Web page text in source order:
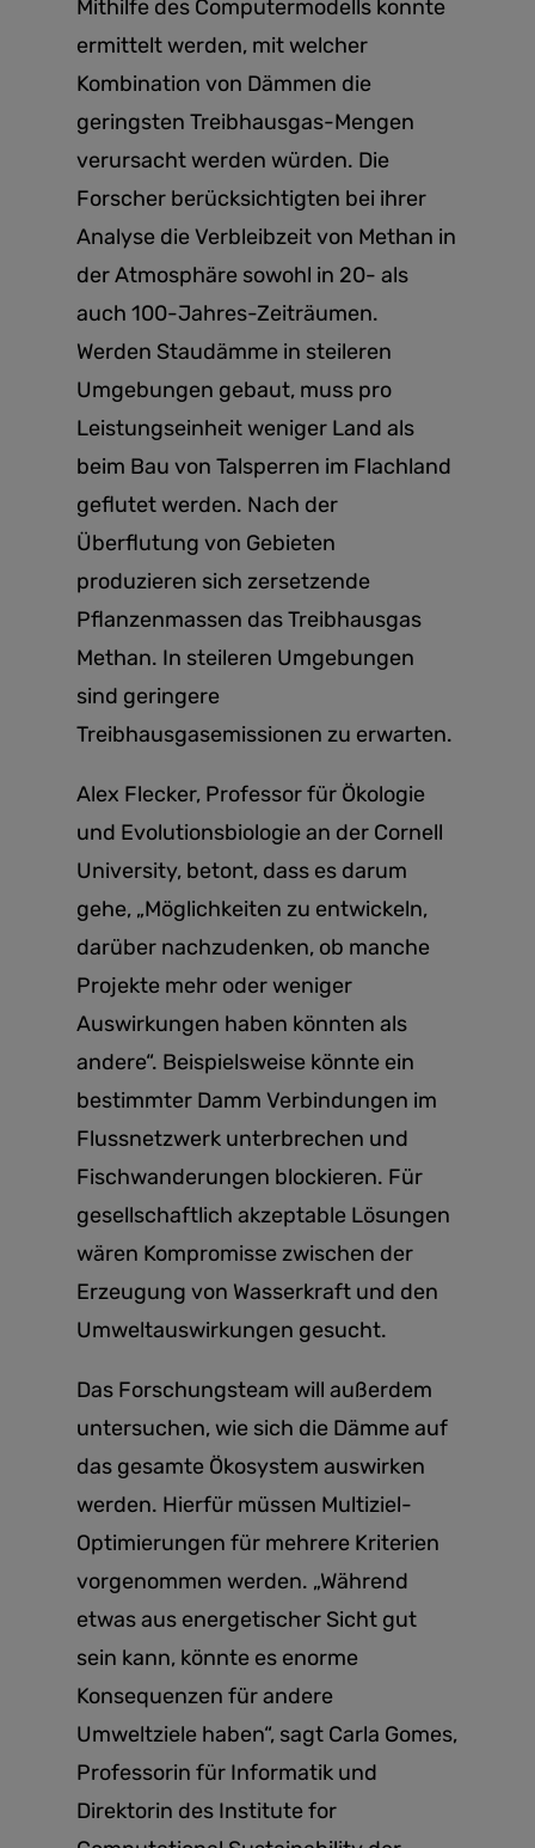
Mithilfe des Computermodells konnte
ermittelt werden, mit welcher
Kombination von Dämmen die
geringsten Treibhausgas-Mengen
verursacht werden würden. Die
Forscher berücksichtigten bei ihrer
Analyse die Verbleibzeit von Methan in
der Atmosphäre sowohl in 20- als
auch 100-Jahres-Zeiträumen.
Werden Staudämme in steileren
Umgebungen gebaut, muss pro
Leistungseinheit weniger Land als
beim Bau von Talsperren im Flachland
geflutet werden. Nach der
Überflutung von Gebieten
produzieren sich zersetzende
Pflanzenmassen das Treibhausgas
Methan. In steileren Umgebungen
sind geringere
Treibhausgasemissionen zu erwarten.
Alex Flecker, Professor für Ökologie
und Evolutionsbiologie an der Cornell
University, betont, dass es darum
gehe, „Möglichkeiten zu entwickeln,
darüber nachzudenken, ob manche
Projekte mehr oder weniger
Auswirkungen haben könnten als
andere“. Beispielsweise könnte ein
bestimmter Damm Verbindungen im
Flussnetzwerk unterbrechen und
Fischwanderungen blockieren. Für
gesellschaftlich akzeptable Lösungen
wären Kompromisse zwischen der
Erzeugung von Wasserkraft und den
Umweltauswirkungen gesucht.
Das Forschungsteam will außerdem
untersuchen, wie sich die Dämme auf
das gesamte Ökosystem auswirken
werden. Hierfür müssen Multiziel-
Optimierungen für mehrere Kriterien
vorgenommen werden. „Während
etwas aus energetischer Sicht gut
sein kann, könnte es enorme
Konsequenzen für andere
Umweltziele haben“, sagt Carla Gomes,
Professorin für Informatik und
Direktorin des Institute for